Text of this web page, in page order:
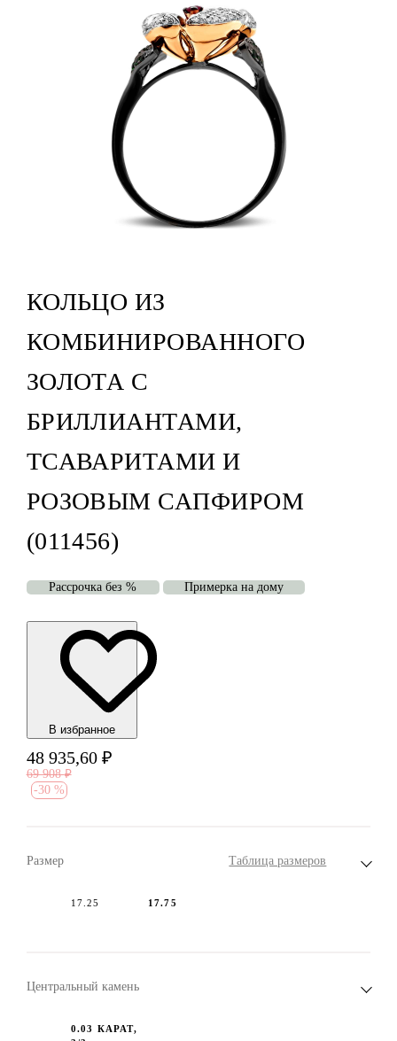
КОЛЬЦО ИЗ
КОМБИНИРОВАННОГО
ЗОЛОТА С
БРИЛЛИАНТАМИ,
ТСАВАРИТАМИ И
РОЗОВЫМ САПФИРОМ
(011456)
Рассрочка без % Примерка на дому
В избранноe
48 935,60 ₽
69 908 ₽
-30 %
Размер Таблица размеров
17.25 17.75
Центральный камень
0.03 КАРАТ,